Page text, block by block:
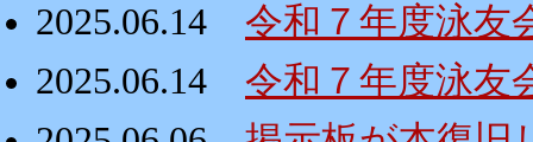
2025.06.14
令和７年度泳友
2025.06.14
令和７年度泳友